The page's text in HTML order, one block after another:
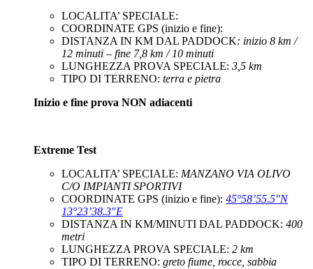
LOCALITA’ SPECIALE:
COORDINATE GPS (inizio e fine):
DISTANZA IN KM DAL PADDOCK: inizio 8 km /
12 minuti – fine 7,8 km / 10 minuti
LUNGHEZZA PROVA SPECIALE: 3,5 km
TIPO DI TERRENO: terra e pietra
Inizio e fine prova NON adiacenti
Extreme Test
LOCALITA’ SPECIALE: MANZANO VIA OLIVO
C/O IMPIANTI SPORTIVI
COORDINATE GPS (inizio e fine): 45°58’55.5″N
13°23’38.3″E
DISTANZA IN KM/MINUTI DAL PADDOCK: 400
metri
LUNGHEZZA PROVA SPECIALE: 2 km
TIPO DI TERRENO: greto fiume, rocce, sabbia